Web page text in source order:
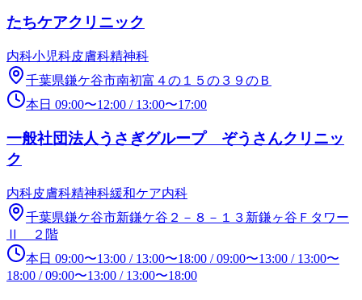
たちケアクリニック
内科小児科皮膚科精神科
千葉県鎌ケ谷市南初富４の１５の３９のＢ
本日 09:00〜12:00 / 13:00〜17:00
一般社団法人うさぎグループ ぞうさんクリニッ
ク
内科皮膚科精神科緩和ケア内科
千葉県鎌ケ谷市新鎌ケ谷２－８－１３新鎌ヶ谷Ｆタワー
Ⅱ ２階
本日 09:00〜13:00 / 13:00〜18:00 /09:00〜13:00 / 13:00〜
18:00 /09:00〜13:00 / 13:00〜18:00